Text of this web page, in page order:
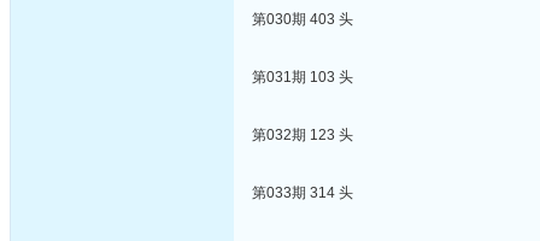
第030期 403 头
第031期 103 头
第032期 123 头
第033期 314 头